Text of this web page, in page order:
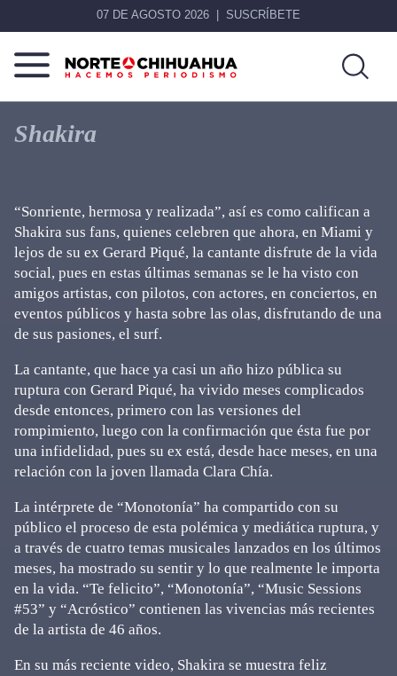
07 DE AGOSTO 2026 SUSCRÍBETE
Norte
De
Chihuahua
Más
que
noticias,
Shakira
“Sonriente, hermosa y realizada”, así es como califican a
Shakira sus fans, quienes celebren que ahora, en Miami y
lejos de su ex Gerard Piqué, la cantante disfrute de la vida
social, pues en estas últimas semanas se le ha visto con
amigos artistas, con pilotos, con actores, en conciertos, en
eventos públicos y hasta sobre las olas, disfrutando de una
de sus pasiones, el surf.
La cantante, que hace ya casi un año hizo pública su
ruptura con Gerard Piqué, ha vivido meses complicados
desde entonces, primero con las versiones del
rompimiento, luego con la confirmación que ésta fue por
una infidelidad, pues su ex está, desde hace meses, en una
relación con la joven llamada Clara Chía.
La intérprete de “Monotonía” ha compartido con su
público el proceso de esta polémica y mediática ruptura, y
a través de cuatro temas musicales lanzados en los últimos
meses, ha mostrado su sentir y lo que realmente le importa
en la vida. “Te felicito”, “Monotonía”, “Music Sessions
#53” y “Acróstico” contienen las vivencias más recientes
de la artista de 46 años.
En su más reciente video, Shakira se muestra feliz